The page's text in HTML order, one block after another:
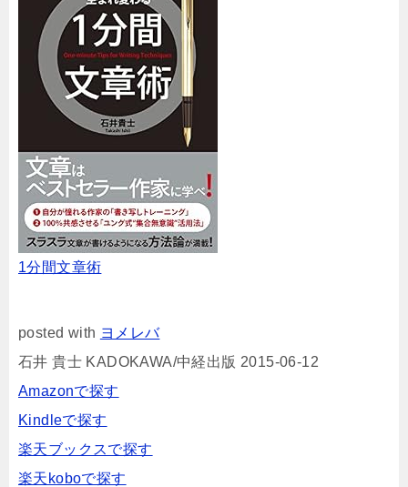
1分間文章術
posted with ヨメレバ
石井 貴士 KADOKAWA/中経出版 2015-06-12
Amazonで探す
Kindleで探す
楽天ブックスで探す
楽天koboで探す